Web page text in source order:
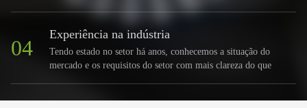
maioria dos fabricantes.
04
Experiência na indústria
Tendo estado no setor há anos, conhecemos a situação do
mercado e os requisitos do setor com mais clareza do que